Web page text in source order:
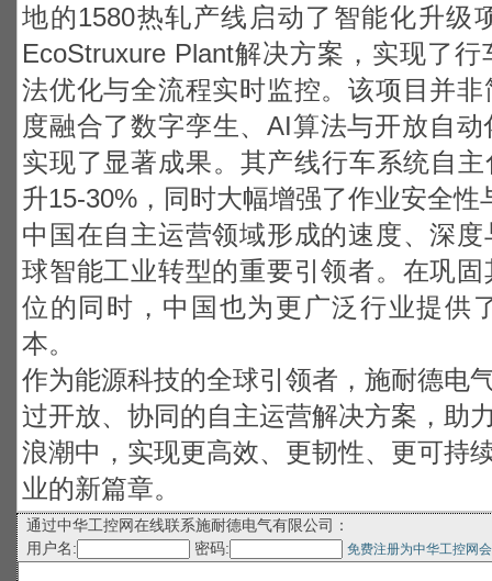
地的1580热轧产线启动了智能化升级
EcoStruxure Plant解决方案，实现了
法优化与全流程实时监控。该项目并
度融合了数字孪生、AI算法与开放自
实现了显著成果。其产线行车系统自
升15-30%，同时大幅增强了作业安全
中国在自主运营领域形成的速度、深
球智能工业转型的重要引领者。在巩
位的同时，中国也为更广泛行业提供
本。
作为能源科技的全球引领者，施耐德电
过开放、协同的自主运营解决方案，助
浪潮中，实现更高效、更韧性、更可持
业的新篇章。
通过中华工控网在线联系施耐德电气有限公司：
用户名:
密码: 免费注册为中华工控网